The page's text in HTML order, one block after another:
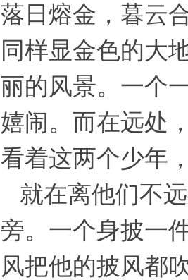
落日熔金，暮云
同样显金色的大
丽的风景。一个
嬉闹。而在远处
看着这两个少年
就在离他们不
旁。一个身披一
风把他的披风都